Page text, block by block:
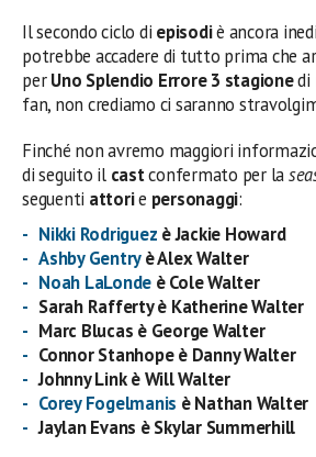
Il secondo ciclo di episodiè ancora
potrebbe accadere di tutto prima che
perUno Splendio Errore 3 stagionedi
fan, non crediamo ci saranno
Finché non avremo maggiori
di seguito il castconfermato per la
seguenti attorie personaggi:
Nikki Rodriguez è Jackie Howard
Ashby Gentryè Alex Walter
Noah LaLonde è Cole Walter
Sarah Rafferty è Katherine Walter
Marc Blucas è George Walter
Connor Stanhope è Danny Walter
Johnny Link è Will Walter
Corey Fogelmanis è Nathan Walter
Jaylan Evans è Skylar Summerhill